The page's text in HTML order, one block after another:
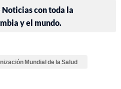
con toda la
y el mundo.
Mundial de la Salud